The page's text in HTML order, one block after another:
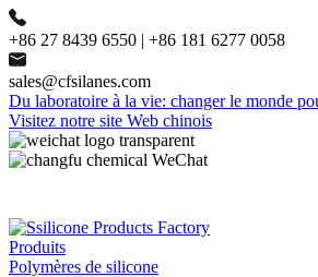
+86 27 8439 6550 | +86 181 6277 0058
sales@cfsilanes.com
Du laboratoire à la vie: changer le monde
Visitez notre site Web chinois
Produits
Polymères de silicone